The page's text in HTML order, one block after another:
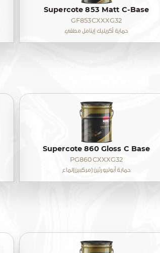
Supercote 853 Matt C-Base
GF853CXXXG32
حماية أكريليك إينامل مطفي
Supercote 860 Gloss C Base
PG860CXXXG32
حماية أبوليورثين (مركبين)لماع